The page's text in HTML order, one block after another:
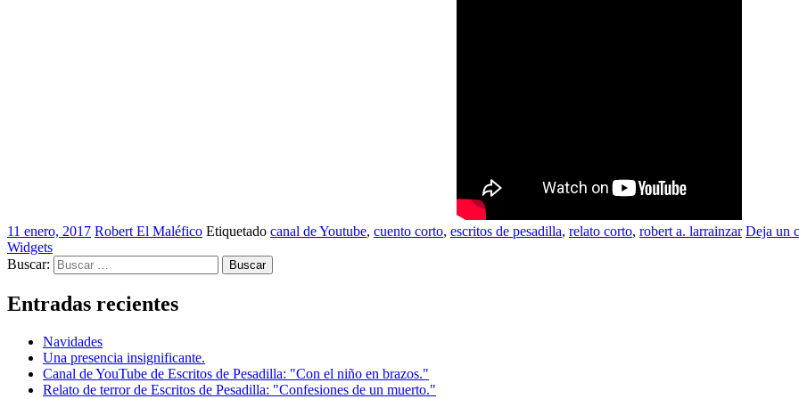
11 enero, 2017 Robert El Maléfico Etiquetado canal de Youtube, cuento corto, escritos de pesadilla, relato corto, robert a. larrainzar Deja un
Widgets
Buscar:
Entradas recientes
Navidades
Una presencia insignificante.
Canal de YouTube de Escritos de Pesadilla: "Con el niño en brazos."
Relato de terror de Escritos de Pesadilla: "Confesiones de un muerto."